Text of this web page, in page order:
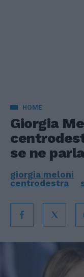
HOME
Giorgia
se ne
giorgia meloni
centrodestra